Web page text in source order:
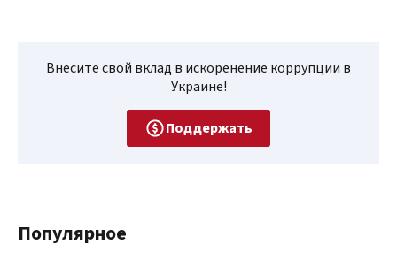
Внесите свой вклад в искоренение коррупции в
Украине!
Поддержать
Популярное